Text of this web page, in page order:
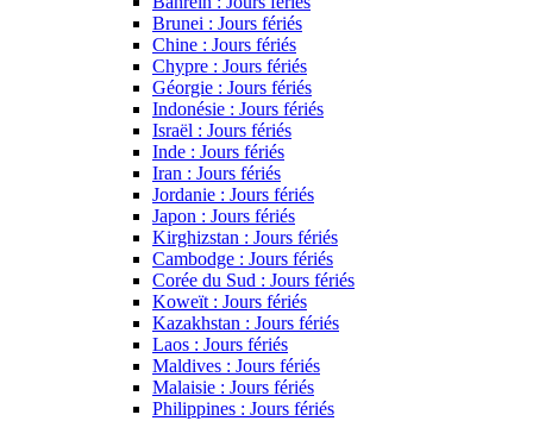
Brunei : Jours fériés
Chine : Jours fériés
Chypre : Jours fériés
Géorgie : Jours fériés
Indonésie : Jours fériés
Israël : Jours fériés
Inde : Jours fériés
Iran : Jours fériés
Jordanie : Jours fériés
Japon : Jours fériés
Kirghizstan : Jours fériés
Cambodge : Jours fériés
Corée du Sud : Jours fériés
Koweït : Jours fériés
Kazakhstan : Jours fériés
Laos : Jours fériés
Maldives : Jours fériés
Malaisie : Jours fériés
Philippines : Jours fériés